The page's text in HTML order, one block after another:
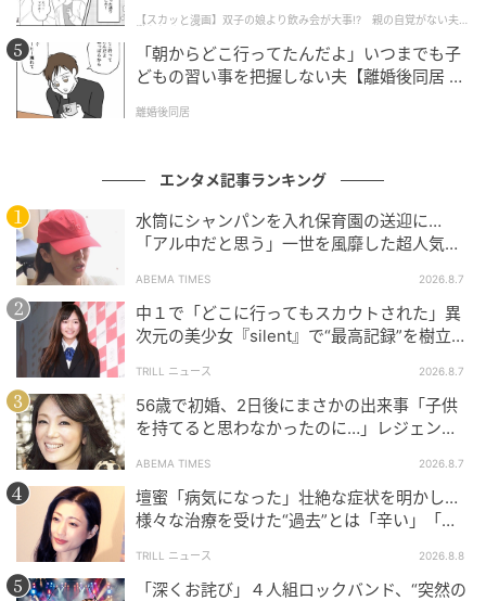
【スカッと漫画】双子の娘より飲み会が大事!? 親の自覚がない夫を
懲らしめた話
「朝からどこ行ってたんだよ」いつまでも子
どもの習い事を把握しない夫【離婚後同居 Vo
離婚後同居
エンタメ記事ランキング
水筒にシャンパンを入れ保育園の送迎に…
「アル中だと思う」一世を風靡した超人気タ
ABEMA TIMES 2026.8.7
中１で「どこに行ってもスカウトされた」異
次元の美少女『silent』で“最高記録”を樹立し
TRILL ニュース 2026.8.7
56歳で初婚、2日後にまさかの出来事「子供
を持てると思わなかったのに…」レジェンド
ABEMA TIMES 2026.8.7
壇蜜「病気になった」壮絶な症状を明かし…
様々な治療を受けた“過去”とは「辛い」「苦
TRILL ニュース 2026.8.8
「深くお詫び」４人組ロックバンド、“突然の